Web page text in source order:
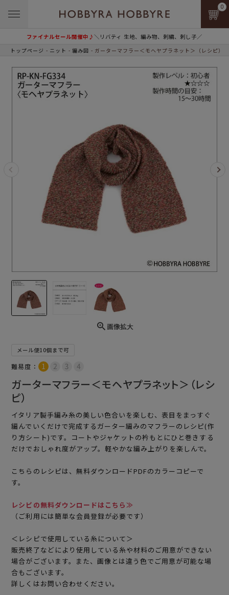
ファイナルセール開催中♪＼リバティ 生地、編み物、刺繍、刺し子／
0
トップページ ニット 編み図 ガーターマフラー＜モヘヤプラネット＞（レシピ）
画像拡大
メール便10個まで可
難易度：
ガーターマフラー＜モヘヤプラネット＞（レシ
ピ）
イタリア製手編み糸の美しい色合いを楽しむ、表目をまっすぐ
編んでいくだけで完成するガーター編みのマフラーのレシピ(作
り方シート)です。コートやジャケットの衿もとにひと巻きする
だけでおしゃれ度がアップ。軽やかな編み上がりを楽しんで。
こちらのレシピは、無料ダウンロードPDFのカラーコピーで
す。
レシピの無料ダウンロードはこちら≫
（ご利用には簡単な会員登録が必要です）
＜レシピで使用している糸について＞
販売終了などにより使用している糸や材料のご用意ができない
場合がございます。また、画像とは違う色でご用意が可能な場
合もございます。
詳しくはお問い合わせください。